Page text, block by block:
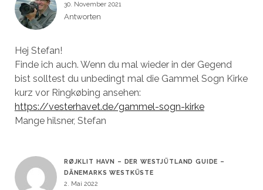
30. November 2021
Antworten
Hej Stefan!
Finde ich auch. Wenn du mal wieder in der Gegend
bist solltest du unbedingt mal die Gammel Sogn Kirke
kurz vor Ringkøbing ansehen:
https://vesterhavet.de/gammel-sogn-kirke
Mange hilsner, Stefan
RØJKLIT HAVN – DER WESTJÜTLAND GUIDE –
DÄNEMARKS WESTKÜSTE
2. Mai 2022